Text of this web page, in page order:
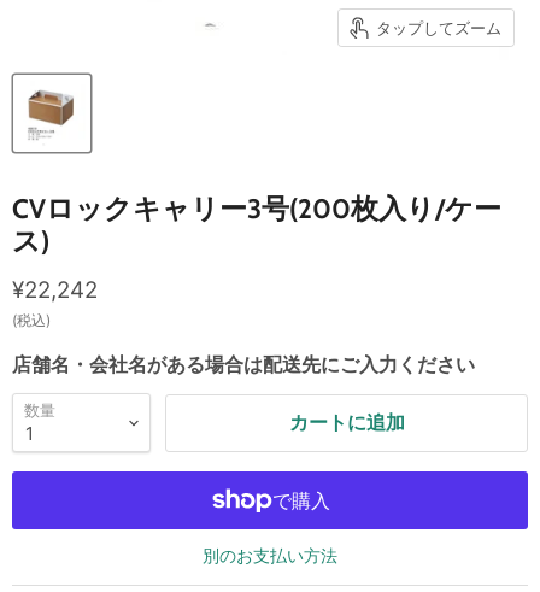
タップしてズーム
CVロックキャリー3号(200枚入り/ケー
ス)
現在の価格
¥22,242
(税込)
店舗名・会社名がある場合は配送先にご入力ください
数量
カートに追加
別のお支払い方法